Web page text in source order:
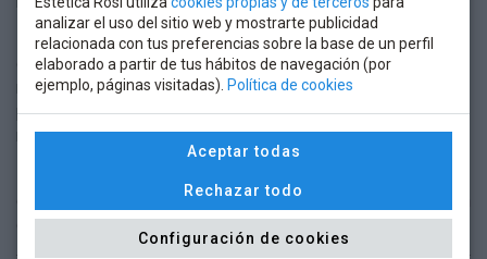
Estética Rosi puede solicitar una o varias pruebas al
comprador para poder determinar los daños/defectos y
realizar una correcta gestión de la devolución. Finalizado el
proceso de comprobación, si procede, se enviará un
mensajero para reponer o devolver la mercancía.
de la entrega, el cliente deberá hacerlo constar en el albarán
de entrega de la agencia de transportes.
analizar el uso del sitio web y mostrarte publicidad
relacionada con tus preferencias sobre la base de un perfil
elaborado a partir de tus hábitos de navegación (por
ejemplo, páginas visitadas). Política de cookies
Aceptar todas
Rechazar todo
Configuración de cookies